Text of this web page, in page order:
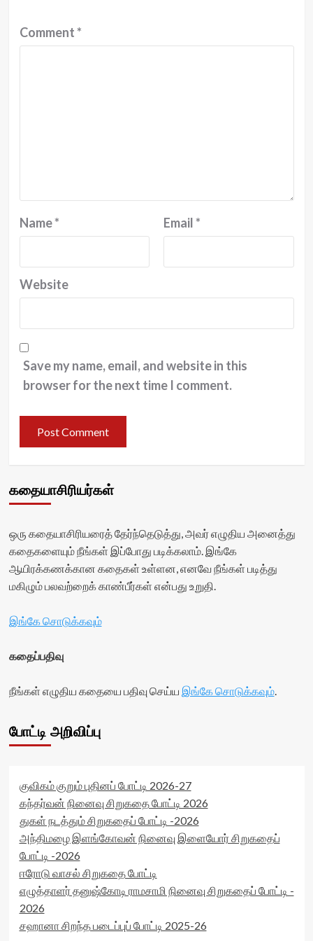
Comment*
Name* Email*
Website
Save my name, email, and website in this
browser for the next time I comment.
கதையாசிரியர்கள்
ஒரு கதையாசிரியரைத் தேர்ந்தெடுத்து, அவர் எழுதிய அனைத்து
கதைகளையும் நீங்கள் இப்போது படிக்கலாம். இங்கே
ஆயிரக்கணக்கான கதைகள் உள்ளன, எனவே நீங்கள் படித்து
மகிழும் பலவற்றைக் காண்பீர்கள் என்பது உறுதி.
இங்கே சொடுக்கவும்
கதைப்பதிவு
நீங்கள் எழுதிய கதையை பதிவு செய்ய இங்கே சொடுக்கவும்.
போட்டி அறிவிப்பு
குவிகம் குறும் புதினப் போட்டி 2026-27
கந்தர்வன் நினைவு சிறுகதை போட்டி 2026
துகள் நடத்தும் சிறுகதைப் போட்டி -2026
அந்திமழை இளங்கோவன் நினைவு இளையோர் சிறுகதைப்
போட்டி -2026
ஈரோடு வாசல் சிறுகதை போட்டி
எழுத்தாளர் தனுஷ்கோடி ராமசாமி நினைவு சிறுகதைப் போட்டி -
2026
சஹானா சிறந்த படைப்புப் போட்டி 2025-26